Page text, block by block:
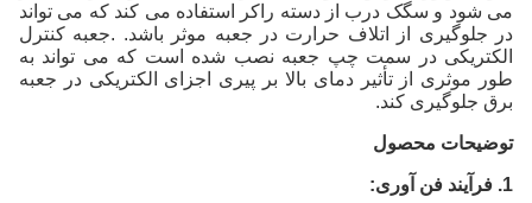
می شود و سگک درب از دسته راکر استفاده می کند که می تواند
در جلوگیری از اتلاف حرارت در جعبه موثر باشد. .جعبه کنترل
الکتریکی در سمت چپ جعبه نصب شده است که می تواند به
طور موثری از تأثیر دمای بالا بر پیری اجزای الکتریکی در جعبه
برق جلوگیری کند.
توضیحات محصول
1. فرآیند فن آوری: